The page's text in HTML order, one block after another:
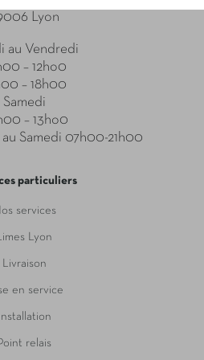
Lyon
au Vendredi
– 12ho0
– 18h00
Samedi
– 13ho0
Samedi 07h00-21h00
particuliers
services
Lyon
Livraison
en service
Installation
relais